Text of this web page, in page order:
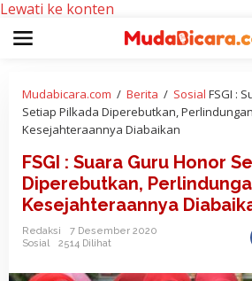
Lewati ke konten
Mudabicara.com / Berita / Sosial FSGI :
Setiap Pilkada Diperebutkan,
Kesejahteraannya Diabaikan
FSGI : Suara Guru Honor
Diperebutkan,
Kesejahteraannya
Redaksi
7 Desember 2020
Sosial
2514 Dilihat